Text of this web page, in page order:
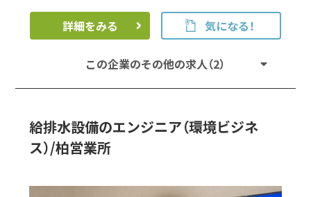
詳細をみる 気になる！
この企業のその他の求人（2）
給排水設備のエンジニア（環境ビジネ
ス）/柏営業所